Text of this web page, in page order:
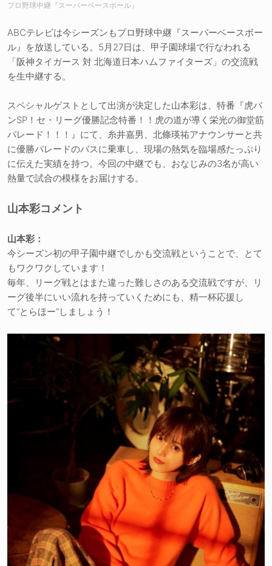
プロ野球中継『スーパーベースボール』
ABCテレビは今シーズンもプロ野球中継『スーパーベースボー
ル』を放送している。5月27日は、甲子園球場で行なわれる
「阪神タイガース 対 北海道日本ハムファイターズ」の交流戦
を生中継する。
スペシャルゲストとして出演が決定した山本彩は、特番『虎バ
ンSP！セ・リーグ優勝記念特番！！虎の道が導く栄光の御堂筋
パレード！！！』にて、糸井嘉男、北條瑛祐アナウンサーと共
に優勝パレードのバスに乗車し、現場の熱気を臨場感たっぷり
に伝えた実績を持つ。今回の中継でも、おなじみの3名が高い
熱量で試合の模様をお届けする。
山本彩コメント
山本彩：
今シーズン初の甲子園中継でしかも交流戦ということで、とて
もワクワクしています！
毎年、リーグ戦とはまた違った難しさのある交流戦ですが、リ
ーグ後半にいい流れを持っていくためにも、精一杯応援し
て“とらほー”しましょう！